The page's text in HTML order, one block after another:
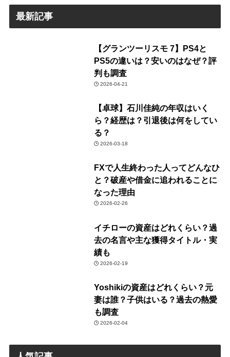
最新記事
【グランツーリスモ 7】PS4と
PS5の違いは？安いのはなぜ？評
判も調査
2026-04-21
【卓球】石川佳純の年収はいく
ら？経歴は？引退後は何をしてい
る？
2026-03-18
FXで人生終わった人ってどんなひ
と？破産や借金に追われることに
なった理由
2026-02-26
イチローの資産はどれくらい？過
去の名言や主な獲得タイトル・実
績も
2026-02-19
Yoshikiの資産はどれくらい？元
妻は誰？子供はいる？過去の熱愛
も調査
2026-02-04